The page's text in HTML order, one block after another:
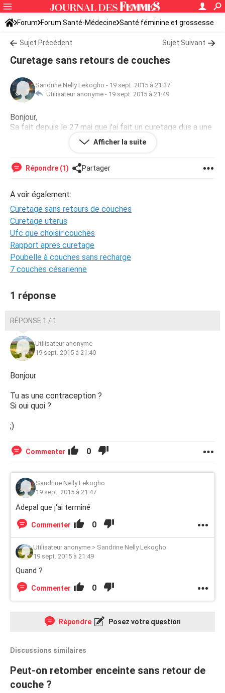
Forum Forum Santé-Médecine Santé féminine et grossesse
Sujet Précédent Sujet Suivant
Curetage sans retours de couches
Sandrine Nelly Lekogho - 19 sept. 2015 à 21:37
Utilisateur anonyme - 19 sept. 2015 à 21:49
Bonjour,
Sa fait depuis le 27 mai que j'ai fait un curetage dus a une
grossesse arreter et depuis la j'ai tjrs pa mes retoure de
couches c'est normal
Afficher la suite
Répondre (1) Partager
A voir également:
Curetage sans retours de couches
Curetage uterus
Ufc que choisir couches
Rapport apres curetage
Poubelle à couches sans recharge
7 couches césarienne
1 réponse
RÉPONSE 1 / 1
Utilisateur anonyme
19 sept. 2015 à 21:40
Bonjour
Tu as une contraception ?
Si oui quoi ?
;)
Commenter 0
Sandrine Nelly Lekogho
19 sept. 2015 à 21:47
Adepal que j'ai terminé
Commenter 0
Utilisateur anonyme > Sandrine Nelly Lekogho
19 sept. 2015 à 21:49
Quand ?
Commenter 0
Répondre Posez votre question
Discussions similaires
Peut-on retomber enceinte sans retour de
couche ?